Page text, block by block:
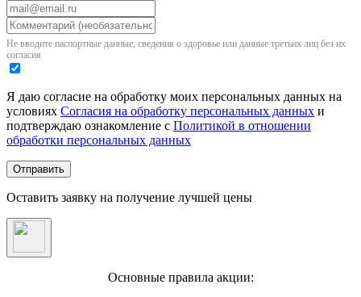
Не вводите паспортные данные, сведения о здоровье или данные третьих лиц без их
согласия
Я даю согласие на обработку моих персональных данных на
условиях Согласия на обработку персональных данных и
подтверждаю ознакомление с Политикой в отношении
обработки персональных данных
Отправить
Оставить заявку на получение лучшей цены
Основные правила акции: